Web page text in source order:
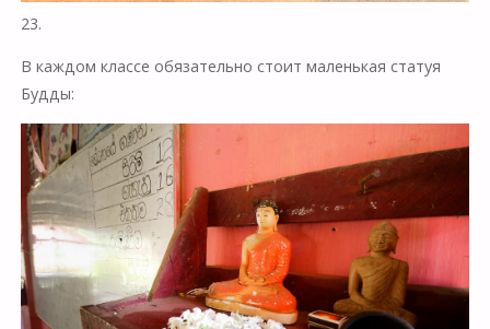
23.
В каждом классе обязательно стоит маленькая статуя
Будды: